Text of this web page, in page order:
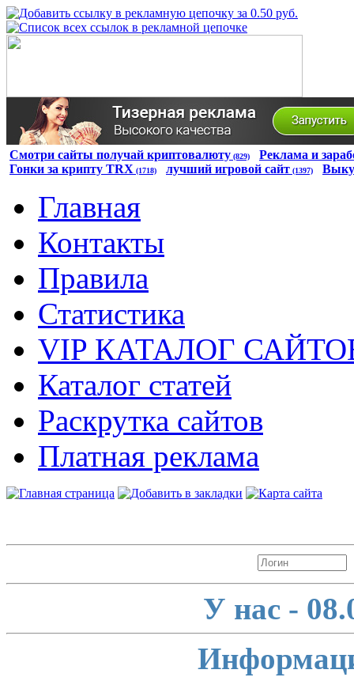
Смотри сайты получай криптовалюту (829)
Реклама и
Гонки за крипту TRX (1718) лучший игровой сайт (1397)
Главная
Контакты
Правила
Статистика
VIP КАТАЛОГ
Каталог статей
Раскрутка сайтов
Платная реклама
У нас -